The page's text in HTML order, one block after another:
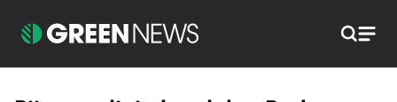
Pretraži